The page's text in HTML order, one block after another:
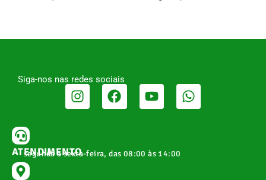
Siga-nos nas redes sociais
ATENDIMENTO
segunda a sexta-feira, das 08:00 às 14:00